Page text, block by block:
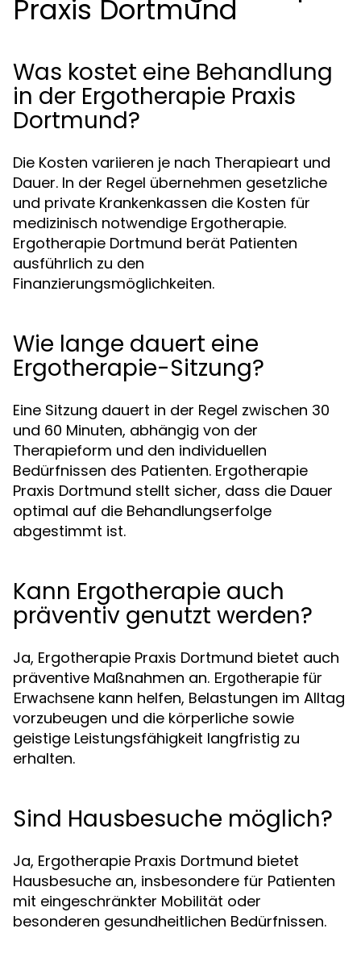
Praxis Dortmund
Was kostet eine Behandlung
in der Ergotherapie Praxis
Dortmund?
Die Kosten variieren je nach Therapieart und
Dauer. In der Regel übernehmen gesetzliche
und private Krankenkassen die Kosten für
medizinisch notwendige Ergotherapie.
Ergotherapie Dortmund berät Patienten
ausführlich zu den
Finanzierungsmöglichkeiten.
Wie lange dauert eine
Ergotherapie-Sitzung?
Eine Sitzung dauert in der Regel zwischen 30
und 60 Minuten, abhängig von der
Therapieform und den individuellen
Bedürfnissen des Patienten. Ergotherapie
Praxis Dortmund stellt sicher, dass die Dauer
optimal auf die Behandlungserfolge
abgestimmt ist.
Kann Ergotherapie auch
präventiv genutzt werden?
Ja, Ergotherapie Praxis Dortmund bietet auch
präventive Maßnahmen an. Ergotherapie für
Erwachsene kann helfen, Belastungen im Alltag
vorzubeugen und die körperliche sowie
geistige Leistungsfähigkeit langfristig zu
erhalten.
Sind Hausbesuche möglich?
Ja, Ergotherapie Praxis Dortmund bietet
Hausbesuche an, insbesondere für Patienten
mit eingeschränkter Mobilität oder
besonderen gesundheitlichen Bedürfnissen.